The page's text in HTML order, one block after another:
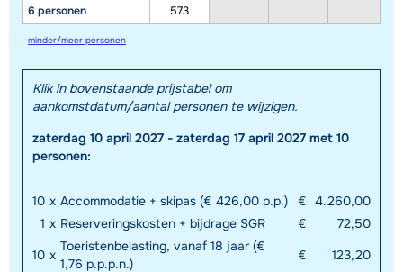
Toon alle accommodaties in dit gebied
exacte locatie kan enigszins afwijken.
6 personen
573
minder/meer personen
Klik in bovenstaande prijstabel om
aankomstdatum/aantal personen te wijzigen.
zaterdag 10 april 2027 - zaterdag 17 april 2027 met 10
personen:
10 x Accommodatie + skipas (€ 426,00 p.p.) € 4.260,00
1 x Reserveringskosten + bijdrage SGR €
72,50
10 x
Toeristenbelasting, vanaf 18 jaar (€
1,76 p.p.p.n.)
€ 123,20